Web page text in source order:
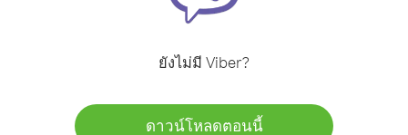
ยังไม่มี Viber?
ดาวน์โหลดตอนนี้